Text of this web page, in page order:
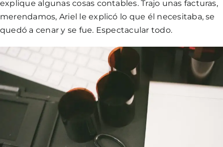
explique algunas cosas contables. Trajo unas facturas,
merendamos, Ariel le explicó lo que él necesitaba, se
quedó a cenar y se fue. Espectacular todo.